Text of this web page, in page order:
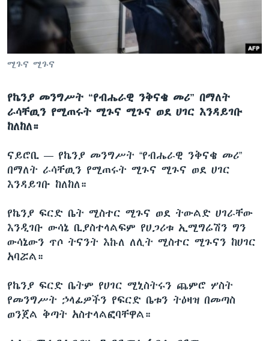
ቋንቋዎች
ሚጉና ሚጉና
የኬንያ መንግሥት “የብሔራዊ ንቅናቄ መሪ” በማለት
ራሳቸዉን የሚጠሩት ሚጉና ሚጉና ወደ ሀገር እንዳይገቡ
ከለከለ።
ናይሮቢ — የኬንያ መንግሥት “የብሔራዊ ንቅናቄ መሪ”
በማለት ራሳቸዉን የሚጠሩት ሚጉና ሚጉና ወደ ሀገር
እንዳይገቡ ከለከለ።
የኬንያ ፍርድ ቤት ሚስተር ሚጉና ወደ ትውልድ ሀገራቸው
እንዲገቡ ውሳኔ ቢያስተላልፍም የሀጋሪቱ ኢሚግሬሽን ግን
ውሳኔውን ጥሶ ትናንት እኩለ ለሊት ሚስተር ሚጉናን ከሀገር
አባሯል።
የኬንያ ፍርድ ቤትም የሀገር ሚኒስትሩን ጨምሮ ሦስት
የመንግሥት ኃላፊዎችን የፍርድ ቤቱን ትዕዛዝ በመጣስ
ወንጀል ቅጣት አስተላልፎባቸዋል።